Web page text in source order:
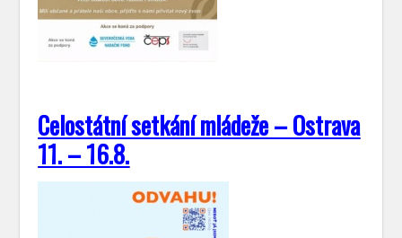
Celostátní setkání mládeže – Ostrava
11. – 16.8.